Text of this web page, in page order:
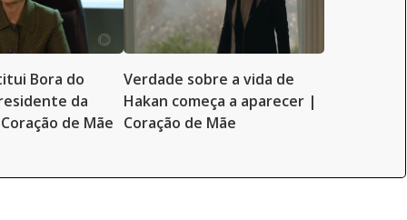
Bora do
da
de Mãe
Verdade sobre a vida de
Hakan começa a aparecer |
Coração de Mãe